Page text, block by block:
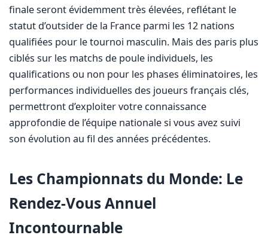
finale seront évidemment très élevées, reflétant le
statut d’outsider de la France parmi les 12 nations
qualifiées pour le tournoi masculin. Mais des paris plus
ciblés sur les matchs de poule individuels, les
qualifications ou non pour les phases éliminatoires, les
performances individuelles des joueurs français clés,
permettront d’exploiter votre connaissance
approfondie de l’équipe nationale si vous avez suivi
son évolution au fil des années précédentes.
Les Championnats du Monde: Le
Rendez-Vous Annuel
Incontournable